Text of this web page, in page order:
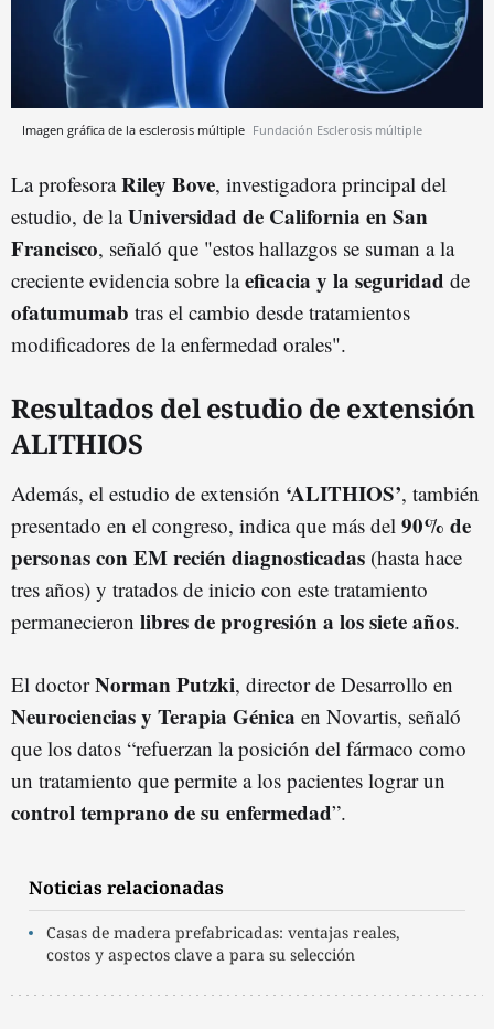
Imagen gráfica de la esclerosis múltiple Fundación Esclerosis múltiple
La profesoraRiley Bove, investigadora principal del
estudio, de laUniversidad de California en San
Francisco, señaló que "estos hallazgos se suman a la
creciente evidencia sobre laeficacia y la seguridad de
ofatumumab tras el cambio desde tratamientos
modificadores de la enfermedad orales".
Resultados del estudio de extensión
ALITHIOS
Además, el estudio de extensión ‘ALITHIOS’, también
presentado en el congreso, indica que más del 90% de
personas con EM recién diagnosticadas (hasta hace
tres años) y tratados de inicio con este tratamiento
permanecieron libres de progresión a los siete años.
El doctorNorman Putzki, director de Desarrollo en
Neurociencias y Terapia Génica en Novartis, señaló
que los datos “refuerzan la posición del fármaco como
un tratamiento que permite a los pacientes lograr un
control temprano de su enfermedad”.
Noticias relacionadas
Casas de madera prefabricadas: ventajas reales,
costos y aspectos clave a para su selección